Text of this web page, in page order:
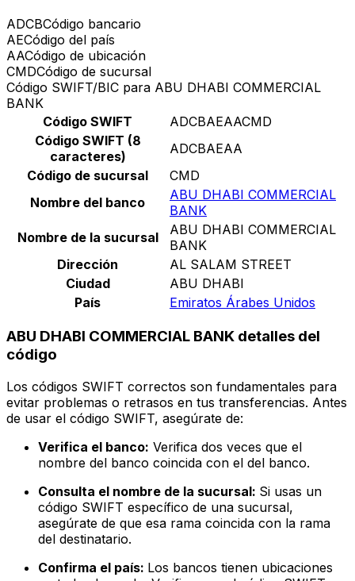
ADCBCódigo bancario
AECódigo del país
AACódigo de ubicación
CMDCódigo de sucursal
Código SWIFT/BIC para ABU DHABI COMMERCIAL
BANK
Código SWIFT
ADCBAEAACMD
Código SWIFT (8
caracteres)
ADCBAEAA
Código de sucursal
CMD
Nombre del banco
ABU DHABI COMMERCIAL
BANK
Nombre de la sucursal
ABU DHABI COMMERCIAL
BANK
Dirección
AL SALAM STREET
Ciudad
ABU DHABI
País
Emiratos Árabes Unidos
ABU DHABI COMMERCIAL BANK detalles del
código
Los códigos SWIFT correctos son fundamentales para
evitar problemas o retrasos en tus transferencias. Antes
de usar el código SWIFT, asegúrate de:
Verifica el banco: Verifica dos veces que el
nombre del banco coincida con el del banco.
Consulta el nombre de la sucursal: Si usas un
código SWIFT específico de una sucursal,
asegúrate de que esa rama coincida con la rama
del destinatario.
Confirma el país: Los bancos tienen ubicaciones